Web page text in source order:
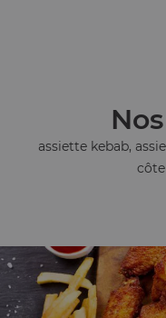
assiette kebab,